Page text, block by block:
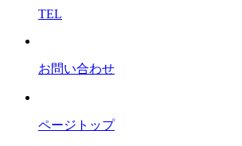
TEL
お問い合わせ
ページトップ